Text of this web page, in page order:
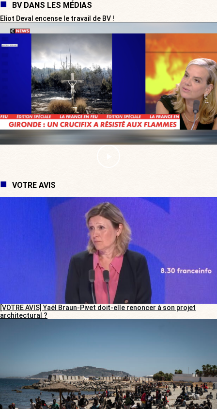
BV DANS LES MÉDIAS
Eliot Deval encense le travail de BV !
VOTRE AVIS
[VOTRE AVIS] Yaël Braun-Pivet doit-elle renoncer à son projet
architectural ?